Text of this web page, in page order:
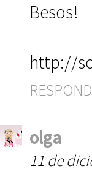
Besos!
http://
olga
11 de